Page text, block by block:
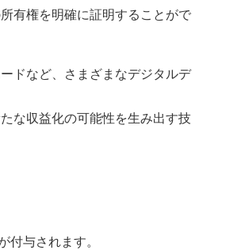
有権を明確に証明することがで
ドなど、さまざまなデジタルデ
な収益化の可能性を生み出す技
付与されます。